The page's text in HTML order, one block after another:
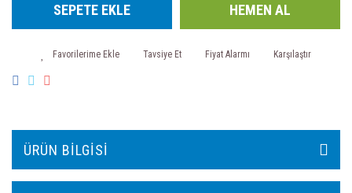
SEPETE EKLE HEMEN AL
Tavsiye Et Fiyat Alarmı Karşılaştır
ÜRÜN BILGISI